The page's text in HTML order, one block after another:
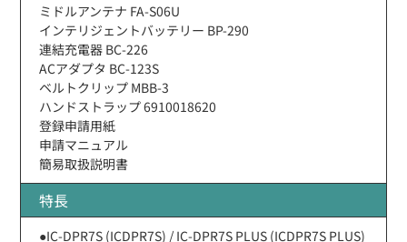
ミドルアンテナ FA-S06U
インテリジェントバッテリー BP-290
連結充電器 BC-226
ACアダプタ BC-123S
ベルトクリップ MBB-3
ハンドストラップ 6910018620
登録申請用紙
申請マニュアル
簡易取扱説明書
特長
●IC-DPR7S (ICDPR7S) / IC-DPR7S PLUS (ICDPR7S PLUS)